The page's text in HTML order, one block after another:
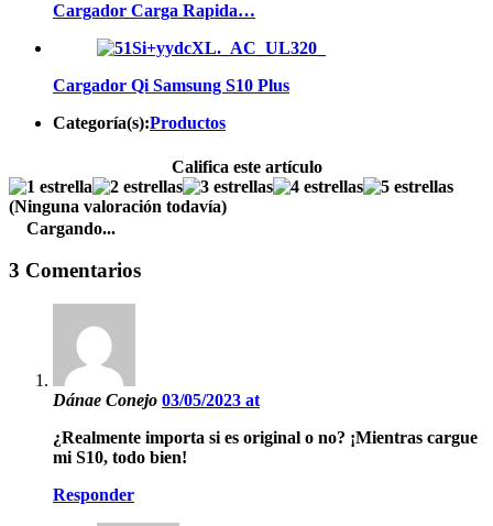
Cargador Carga Rapida…
Cargador Qi Samsung S10 Plus
Categoría(s):Productos
Califica este artículo
(Ninguna valoración todavía)
Cargando...
3 Comentarios
Dánae Conejo 03/05/2023 at
¿Realmente importa si es original o no? ¡Mientras cargue
mi S10, todo bien!
Responder